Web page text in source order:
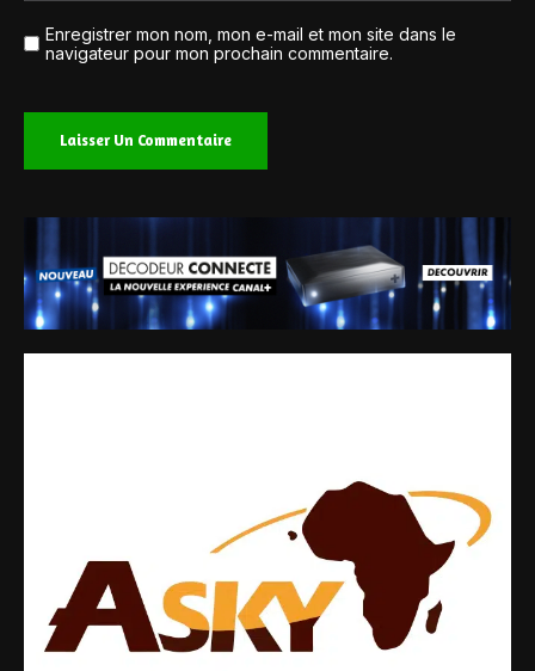
Enregistrer mon nom, mon e-mail et mon site dans le
navigateur pour mon prochain commentaire.